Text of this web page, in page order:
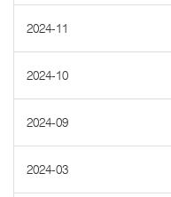
2024-11
2024-10
2024-09
2024-03